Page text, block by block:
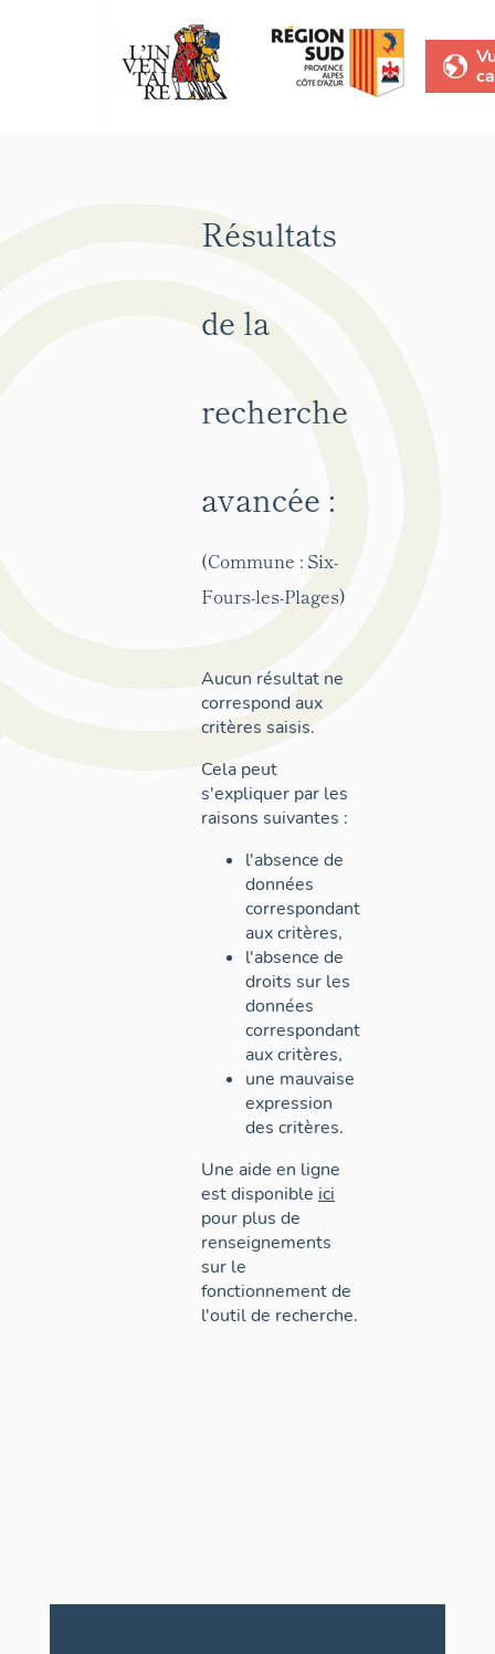
Résultats
de la
recherche
avancée :
(Commune : Six-
Fours-les-Plages)
Aucun résultat ne
correspond aux
critères saisis.
Cela peut
s'expliquer par les
raisons suivantes :
l'absence de
données
correspondant
aux critères,
l'absence de
droits sur les
données
correspondant
aux critères,
une mauvaise
expression
des critères.
Une aide en ligne
est disponible ici
pour plus de
renseignements
sur le
fonctionnement de
l'outil de recherche.